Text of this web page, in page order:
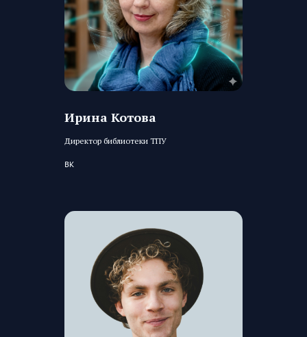
Ирина Котова
Директор библиотеки ТПУ
ВК